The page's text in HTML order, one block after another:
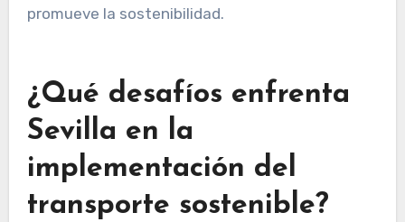
promueve la sostenibilidad.
¿Qué desafíos enfrenta
Sevilla en la
implementación del
transporte sostenible?